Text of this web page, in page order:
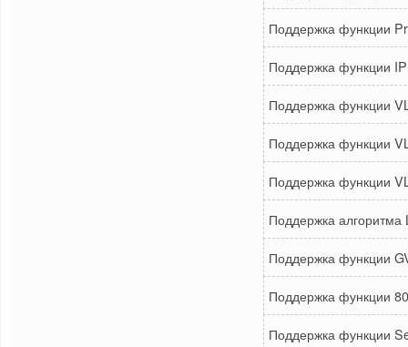
Поддержка функции
Поддержка функции
Поддержка функции
Поддержка функции
Поддержка функции
Поддержка
Поддержка функции
Поддержка функции
Поддержка функции